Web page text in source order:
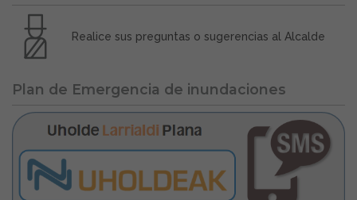
Realice sus preguntas o sugerencias al Alcalde
Plan de Emergencia de inundaciones